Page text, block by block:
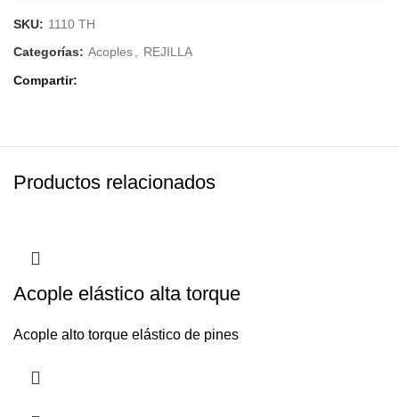
SKU: 1110 TH
Categorías: Acoples REJILLA
Compartir
Productos relacionados
Acople elástico alta torque
Acople alto torque elástico de pines